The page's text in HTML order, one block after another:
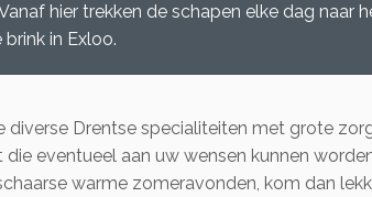
hier trekken de schapen elke dag naar
in Exloo.
Drentse specialiteiten met grote
eventueel aan uw wensen kunnen
warme zomeravonden, kom dan